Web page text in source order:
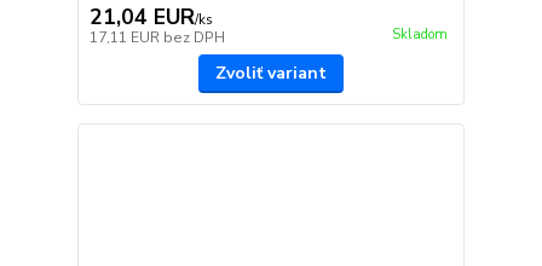
21,04 EUR/ks
17,11 EUR bez DPH Skladom
Zvoliť variant